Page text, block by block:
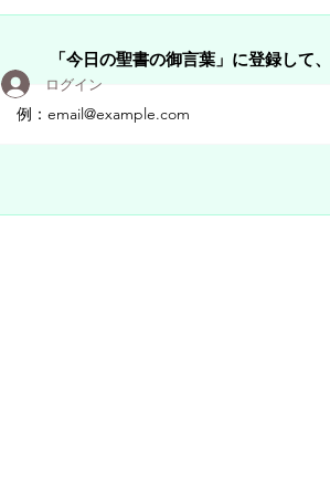
Members
「今日の聖書の御言葉」に登録して
ログイン